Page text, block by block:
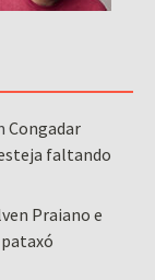
Congadar
faltando
Praiano e